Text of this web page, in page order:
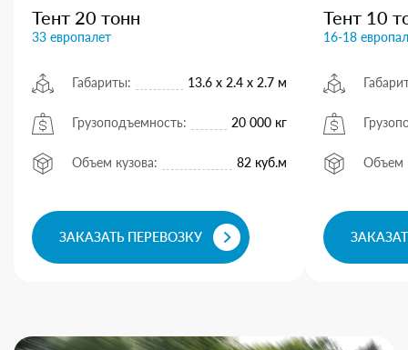
Тент 20 тонн
33 европалет
Габариты: 13.6 х 2.4 х 2.7 м
Грузоподъемность: 20 000 кг
Объем кузова: 82 куб.м
ЗАКАЗАТЬ ПЕРЕВОЗКУ
Тент 10
16-18
Объем